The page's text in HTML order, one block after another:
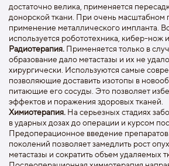
достаточно велика, применяется
донорской ткани. При очень
применение металлического импланта.
используется робототехника, кибер-нож
Радиотерапия. Применяется только в
образование дало метастазы и их не
хирургически. Используются самые
позволяющие доставить изотопы в
питающие его сосуды. Это позволяет
эффектов и поражения здоровых тканей.
Химиотерапия. На серьезных стадиях
в ударных дозах до операции и курсом
Предоперационное введение
поколений позволяет замедлить рост
метастазы и сократить объем удаляемых